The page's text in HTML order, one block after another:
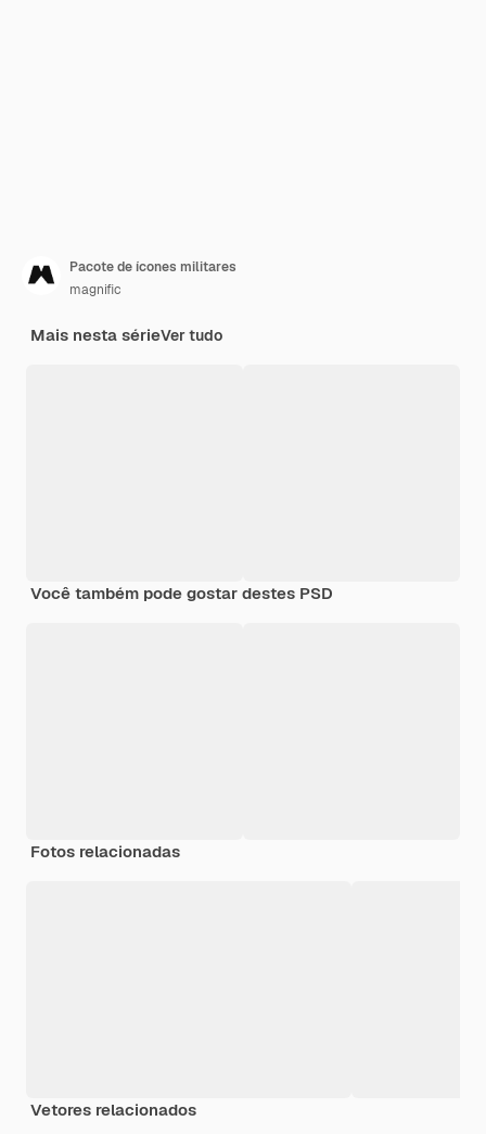
Pacote de ícones militares
magnific
Mais nesta sérieVer tudo
Você também pode gostar destes PSD
Fotos relacionadas
Vetores relacionados